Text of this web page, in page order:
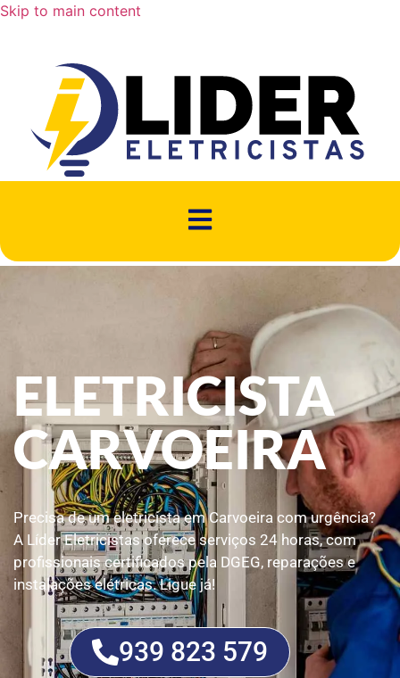
Skip to main content
ELETRICISTA
CARVOEIRA
Precisa de um eletricista em Carvoeira com urgência?
A Líder Eletricistas oferece serviços 24 horas, com
profissionais certificados pela DGEG, reparações e
instalações elétricas. Ligue já!
939 823 579